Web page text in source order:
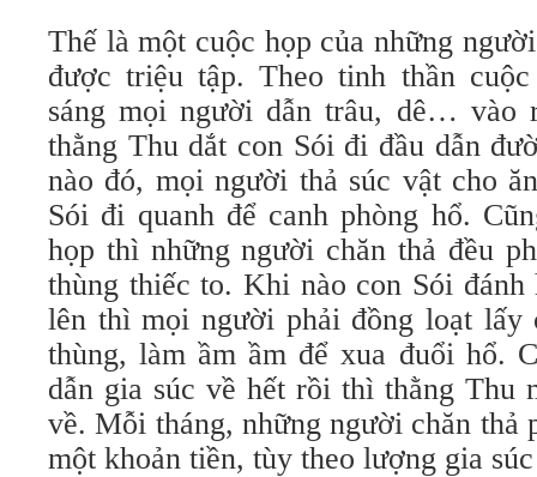
Thế là một cuộc họp của những
được triệu tập. Theo tinh thần
sáng mọi người dẫn trâu, dê… vào
thằng Thu dắt con Sói đi đầu dẫn
nào đó, mọi người thả súc vật cho
Sói đi quanh để canh phòng hổ.
họp thì những người chăn thả đều
thùng thiếc to. Khi nào con Sói
lên thì mọi người phải đồng loạt lấy
thùng, làm ầm ầm để xua đuổi hổ.
dẫn gia súc về hết rồi thì thằng Thu
về. Mỗi tháng, những người chăn thả
một khoản tiền, tùy theo lượng gia